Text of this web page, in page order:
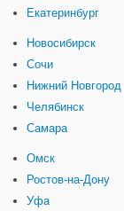
Екатеринбург
Новосибирск
Сочи
Нижний Новгород
Челябинск
Самара
Омск
Ростов-на-Дону
Уфа